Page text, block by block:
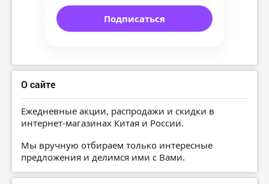
Подписаться
О сайте
Ежедневные акции, распродажи и скидки в
интернет-магазинах Китая и России.
Мы вручную отбираем только интересные
предложения и делимся ими с Вами.